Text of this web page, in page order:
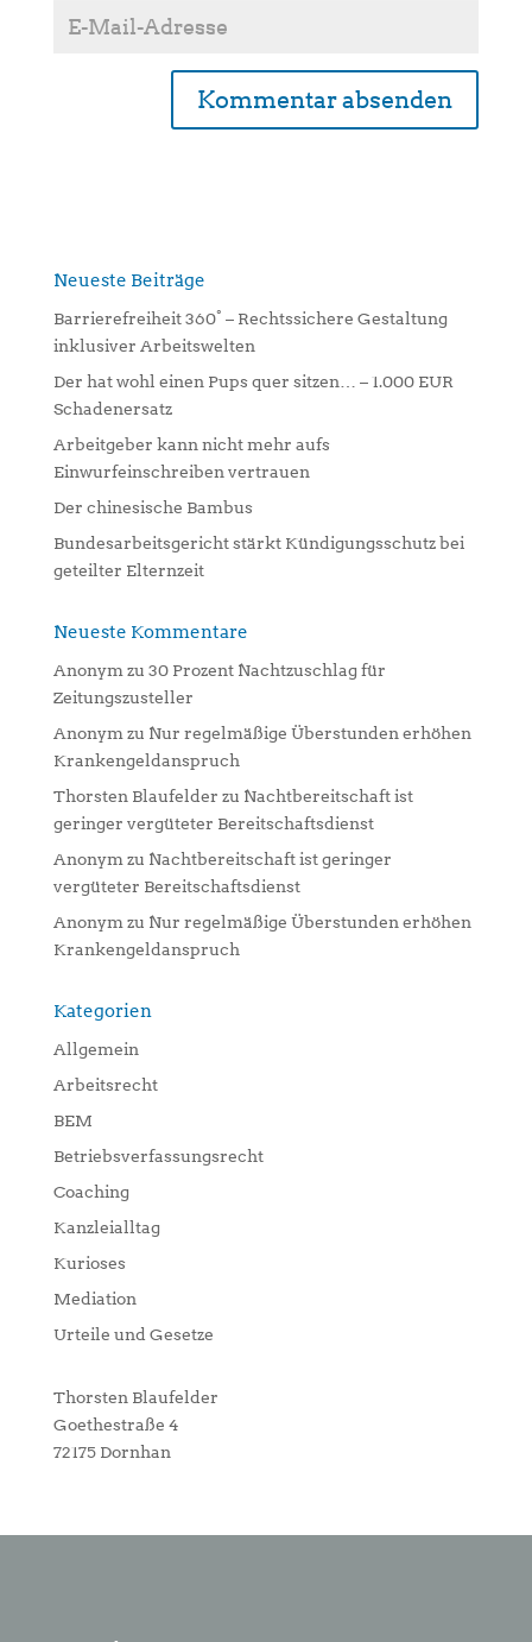
n
v
e
:
Neueste Beiträge
Barrierefreiheit 360° – Rechtssichere Gestaltung
inklusiver Arbeitswelten
Der hat wohl einen Pups quer sitzen… – 1.000 EUR
Schadenersatz
Arbeitgeber kann nicht mehr aufs
Einwurfeinschreiben vertrauen
Der chinesische Bambus
Bundesarbeitsgericht stärkt Kündigungsschutz bei
geteilter Elternzeit
Neueste Kommentare
Anonym zu 30 Prozent Nachtzuschlag für
Zeitungszusteller
Anonym zu Nur regelmäßige Überstunden erhöhen
Krankengeldanspruch
Thorsten Blaufelder zu Nachtbereitschaft ist
geringer vergüteter Bereitschaftsdienst
Anonym zu Nachtbereitschaft ist geringer
vergüteter Bereitschaftsdienst
Anonym zu Nur regelmäßige Überstunden erhöhen
Krankengeldanspruch
Kategorien
Allgemein
Arbeitsrecht
BEM
Betriebsverfassungsrecht
Coaching
Kanzleialltag
Kurioses
Mediation
Urteile und Gesetze
Thorsten Blaufelder
Goethestraße 4
72175 Dornhan